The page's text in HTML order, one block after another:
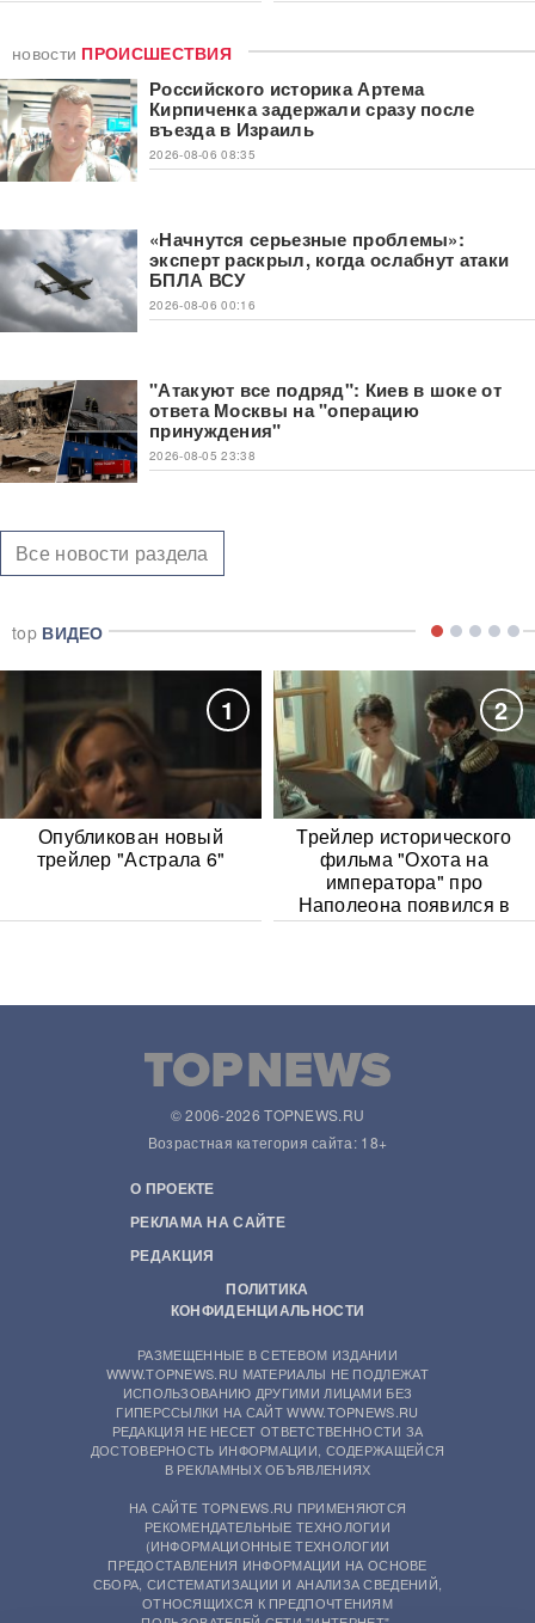
новости ПРОИСШЕСТВИЯ
Российского историка Артема
Кирпиченка задержали сразу после
въезда в Израиль
2026-08-06 08:35
«Начнутся серьезные проблемы»:
эксперт раскрыл, когда ослабнут атаки
БПЛА ВСУ
2026-08-06 00:16
"Атакуют все подряд": Киев в шоке от
ответа Москвы на "операцию
принуждения"
2026-08-05 23:38
Все новости раздела
top ВИДЕО
1
Опубликован новый
трейлер "Астрала 6"
2
Трейлер исторического
фильма "Охота на
императора" про
Наполеона появился в
Сети
© 2006-2026 TOPNEWS.RU
Возрастная категория сайта: 18+
О ПРОЕКТЕ
РЕКЛАМА НА САЙТЕ
РЕДАКЦИЯ
ПОЛИТИКА
КОНФИДЕНЦИАЛЬНОСТИ
РАЗМЕЩЕННЫЕ В СЕТЕВОМ ИЗДАНИИ
WWW.TOPNEWS.RU МАТЕРИАЛЫ НЕ ПОДЛЕЖАТ
ИСПОЛЬЗОВАНИЮ ДРУГИМИ ЛИЦАМИ БЕЗ
ГИПЕРССЫЛКИ НА САЙТ WWW.TOPNEWS.RU
РЕДАКЦИЯ НЕ НЕСЕТ ОТВЕТСТВЕННОСТИ ЗА
ДОСТОВЕРНОСТЬ ИНФОРМАЦИИ, СОДЕРЖАЩЕЙСЯ
В РЕКЛАМНЫХ ОБЪЯВЛЕНИЯХ
НА САЙТЕ TOPNEWS.RU ПРИМЕНЯЮТСЯ
РЕКОМЕНДАТЕЛЬНЫЕ ТЕХНОЛОГИИ
(ИНФОРМАЦИОННЫЕ ТЕХНОЛОГИИ
ПРЕДОСТАВЛЕНИЯ ИНФОРМАЦИИ НА ОСНОВЕ
СБОРА, СИСТЕМАТИЗАЦИИ И АНАЛИЗА СВЕДЕНИЙ,
ОТНОСЯЩИХСЯ К ПРЕДПОЧТЕНИЯМ